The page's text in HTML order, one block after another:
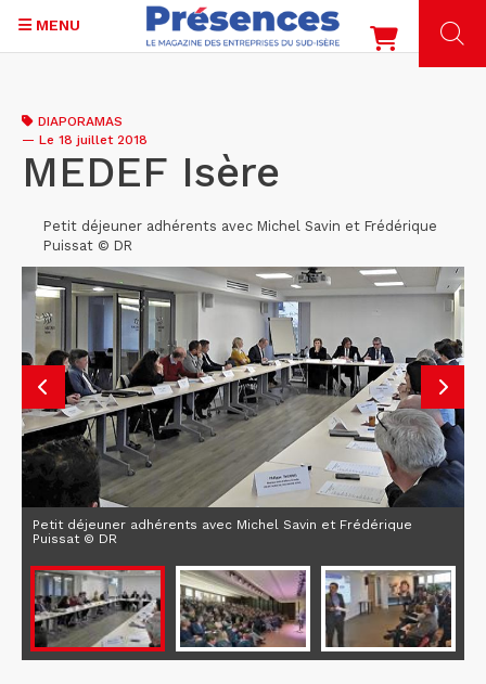
contenu
principal
MENU
DIAPORAMAS
— Le 18 juillet 2018
MEDEF Isère
Petit déjeuner adhérents avec Michel Savin et Frédérique
Puissat © DR
Petit déjeuner adhérents avec Michel Savin et Frédérique
Puissat © DR